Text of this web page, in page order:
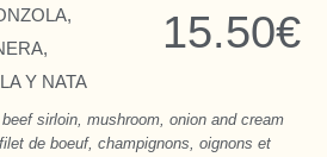
Y NATA
15.50€
sirloin, mushroom, onion and cream
de boeuf, champignons, oignons et